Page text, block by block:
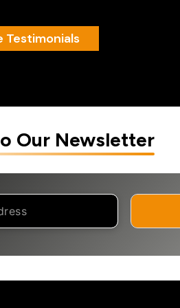
Testimonials
Our Newsletter